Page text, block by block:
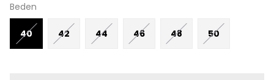
Beden
40 42 44 46 48 50